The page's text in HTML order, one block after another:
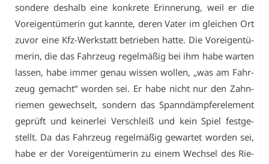
son­de­re des­halb ei­ne kon­kre­te Er­in­ne­rung, weil er die
Vor­ei­gen­tü­me­rin gut kann­te, de­ren Va­ter im glei­chen Ort
zu­vor ei­ne Kfz-Werk­statt be­trie­ben hat­te. Die Vor­ei­gen­tü­
me­rin, die das Fahr­zeug re­gel­mä­ßig bei ihm ha­be war­ten
las­sen, ha­be im­mer ge­nau wis­sen wol­len, „was am Fahr­
zeug ge­macht“ wor­den sei. Er ha­be nicht nur den Zahn­
rie­men ge­wech­selt, son­dern das Spann­dämp­fe­r­ele­ment
ge­prüft und kei­ner­lei Ver­schleiß und kein Spiel fest­ge­
stellt. Da das Fahr­zeug re­gel­mä­ßig ge­war­tet wor­den sei,
ha­be er der Vor­ei­gen­tü­me­rin zu ei­nem Wech­sel des Rie­